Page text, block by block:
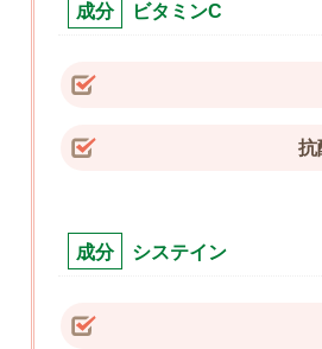
成分 ビタミンC
抗
成分 システイン